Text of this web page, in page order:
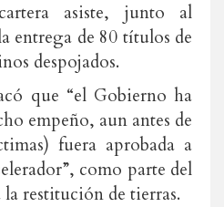
asiste, junto al
entrega de 80 títulos de
despojados.
que “el Gobierno ha
empeño, aun antes de
fuera aprobada a
como parte del
restitución de tierras.